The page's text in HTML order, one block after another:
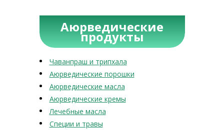
Аюрведические
продукты
Чаванпраш и трипхала
Аюрведические порошки
Аюрведические масла
Аюрведические кремы
Лечебные масла
Специи и травы